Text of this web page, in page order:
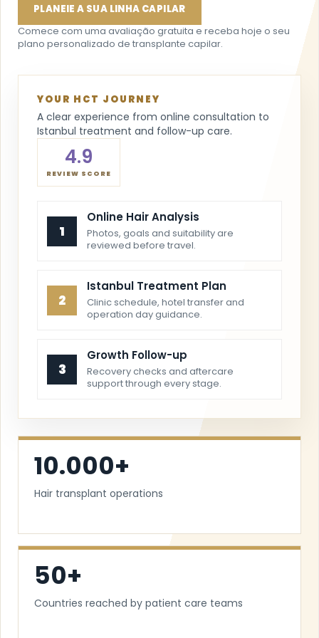
PLANEIE A SUA LINHA CAPILAR
Comece com uma avaliação gratuita e receba hoje o seu
plano personalizado de transplante capilar.
YOUR HCT JOURNEY
A clear experience from online consultation to
Istanbul treatment and follow-up care.
4.9
REVIEW SCORE
1
Online Hair Analysis
Photos, goals and suitability are
reviewed before travel.
2
Istanbul Treatment Plan
Clinic schedule, hotel transfer and
operation day guidance.
3
Growth Follow-up
Recovery checks and aftercare
support through every stage.
10.000+
Hair transplant operations
50+
Countries reached by patient care teams